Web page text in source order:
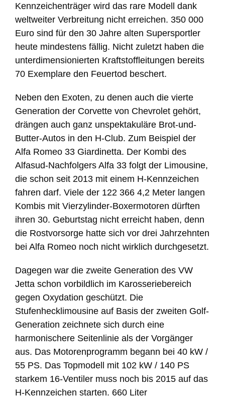
Kennzeichenträger wird das rare Modell dank
weltweiter Verbreitung nicht erreichen. 350 000
Euro sind für den 30 Jahre alten Supersportler
heute mindestens fällig. Nicht zuletzt haben die
unterdimensionierten Kraftstoffleitungen bereits
70 Exemplare den Feuertod beschert.
Neben den Exoten, zu denen auch die vierte
Generation der Corvette von Chevrolet gehört,
drängen auch ganz unspektakuläre Brot-und-
Butter-Autos in den H-Club. Zum Beispiel der
Alfa Romeo 33 Giardinetta. Der Kombi des
Alfasud-Nachfolgers Alfa 33 folgt der Limousine,
die schon seit 2013 mit einem H-Kennzeichen
fahren darf. Viele der 122 366 4,2 Meter langen
Kombis mit Vierzylinder-Boxermotoren dürften
ihren 30. Geburtstag nicht erreicht haben, denn
die Rostvorsorge hatte sich vor drei Jahrzehnten
bei Alfa Romeo noch nicht wirklich durchgesetzt.
Dagegen war die zweite Generation des VW
Jetta schon vorbildlich im Karosseriebereich
gegen Oxydation geschützt. Die
Stufenhecklimousine auf Basis der zweiten Golf-
Generation zeichnete sich durch eine
harmonischere Seitenlinie als der Vorgänger
aus. Das Motorenprogramm begann bei 40 kW /
55 PS. Das Topmodell mit 102 kW / 140 PS
starkem 16-Ventiler muss noch bis 2015 auf das
H-Kennzeichen starten. 660 Liter